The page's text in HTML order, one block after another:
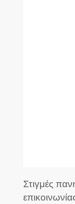
Στιγμές